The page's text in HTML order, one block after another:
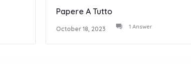
Papere A Tutto
October 18, 2023 1 Answer